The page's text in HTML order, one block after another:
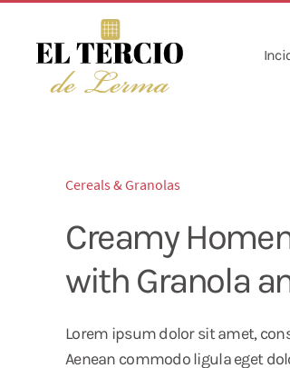
Cereals & Granolas
Creamy
with Granola
Lorem ipsum dolor sit amet,
Aenean commodo ligula eget